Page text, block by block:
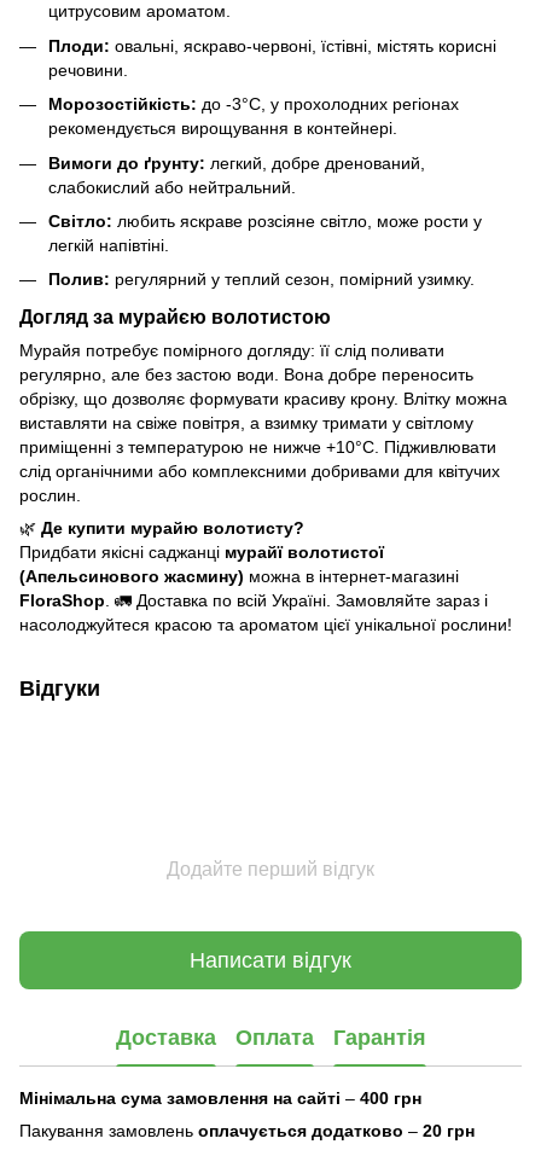
цитрусовим ароматом.
Плоди: овальні, яскраво-червоні, їстівні, містять корисні
речовини.
Морозостійкість: до -3°C, у прохолодних регіонах
рекомендується вирощування в контейнері.
Вимоги до ґрунту: легкий, добре дренований,
слабокислий або нейтральний.
Світло: любить яскраве розсіяне світло, може рости у
легкій напівтіні.
Полив: регулярний у теплий сезон, помірний узимку.
Догляд за мурайєю волотистою
Мурайя потребує помірного догляду: її слід поливати
регулярно, але без застою води. Вона добре переносить
обрізку, що дозволяє формувати красиву крону. Влітку можна
виставляти на свіже повітря, а взимку тримати у світлому
приміщенні з температурою не нижче +10°C. Підживлювати
слід органічними або комплексними добривами для квітучих
рослин.
🌿 Де купити мурайю волотисту?
Придбати якісні саджанці мурайї волотистої
(Апельсинового жасмину) можна в інтернет-магазині
FloraShop . 🚛 Доставка по всій Україні. Замовляйте зараз і
насолоджуйтеся красою та ароматом цієї унікальної рослини!
Відгуки
Додайте перший відгук
Написати відгук
Доставка Оплата Гарантія
Мінімальна сума замовлення на сайті – 400 грн
Пакування замовлень оплачується додатково – 20 грн